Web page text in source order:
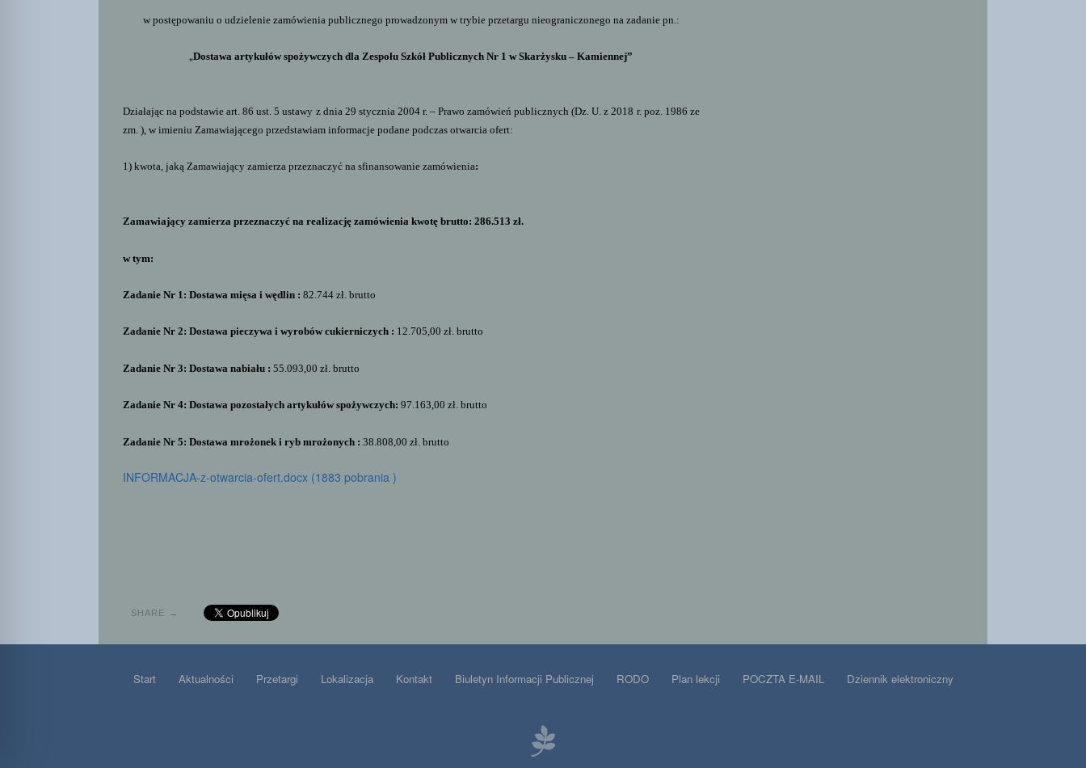
w postępowaniu o udzielenie zamówienia publicznego prowadzonym w trybie przetargu nieograniczonego na zadanie pn.:
„Dostawa artykułów spożywczych dla Zespołu Szkół Publicznych Nr 1 w Skarżysku – Kamiennej”
Działając na podstawie art. 86 ust. 5 ustawy z dnia 29 stycznia 2004 r. – Prawo zamówień publicznych (Dz. U. z 2018 r. poz. 1986 ze
zm. ), w imieniu Zamawiającego przedstawiam informacje podane podczas otwarcia ofert:
1) kwota, jaką Zamawiający zamierza przeznaczyć na sfinansowanie zamówienia:
Zamawiający zamierza przeznaczyć na realizację zamówienia kwotę brutto: 286.513 zł.
w tym:
Zadanie Nr 1: Dostawa mięsa i wędlin : 82.744 zł. brutto
Zadanie Nr 2: Dostawa pieczywa i wyrobów cukierniczych : 12.705,00 zł. brutto
Zadanie Nr 3: Dostawa nabiału : 55.093,00 zł. brutto
Zadanie Nr 4: Dostawa pozostałych artykułów spożywczych: 97.163,00 zł. brutto
Zadanie Nr 5: Dostawa mrożonek i ryb mrożonych : 38.808,00 zł. brutto
INFORMACJA-z-otwarcia-ofert.docx (1883 pobrania )
SHARE →
Start Aktualności Przetargi Lokalizacja Kontakt Biuletyn Informacji Publicznej RODO Plan lekcji POCZTA E-MAIL Dziennik elektroniczny